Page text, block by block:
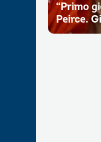
“Primo
Peirce.